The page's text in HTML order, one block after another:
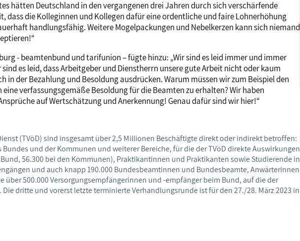
hätten Deutschland in den vergangenen drei Jahren durch sich verschärfende
dass die Kolleginnen und Kollegen dafür eine ordentliche und faire Lohnerhöhung
handlungsfähig. Weitere Mogelpackungen und Nebelkerzen kann sich niemand
- beamtenbund und tarifunion – fügte hinzu: „Wir sind es leid immer und immer
es leid, dass Arbeitgeber und Dienstherrn unsere gute Arbeit nicht oder kaum
in der Bezahlung und Besoldung ausdrücken. Warum müssen wir zum Beispiel den
verfassungsgemäße Besoldung für die Beamten zu erhalten? Wir haben
auf Wertschätzung und Anerkennung! Genau dafür sind wir hier!“
(TVöD) sind insgesamt über 2,5 Millionen Beschäftigte direkt oder indirekt betroffen:
und der Kommunen und weiterer Bereiche, für die der TVöD direkte Auswirkungen
56.300 bei den Kommunen), Praktikantinnen und Praktikanten sowie Studierende in
und auch knapp 190.000 Bundesbeamtinnen und Bundesbeamte, Anwärterinnen
über 500.000 Versorgungsempfängerinnen und -empfänger beim Bund, auf die der
dritte und vorerst letzte terminierte Verhandlungsrunde ist für den 27./28. März 2023 in